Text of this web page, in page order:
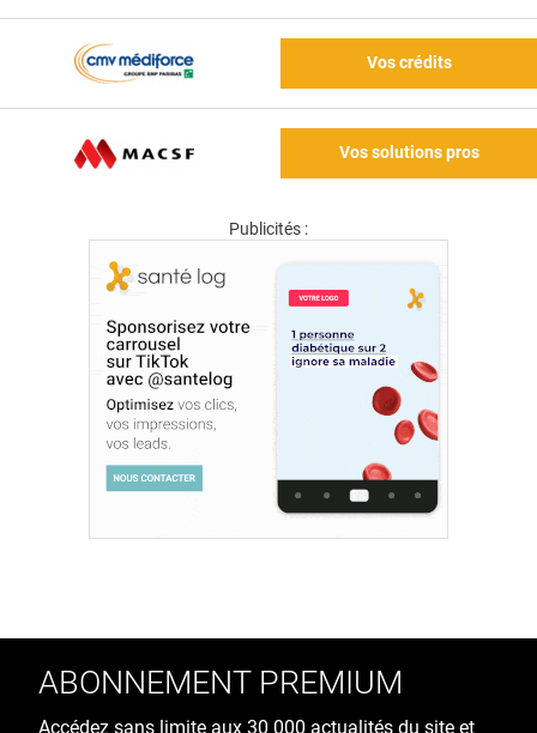
Vos crédits
Vos solutions pros
Publicités :
ABONNEMENT PREMIUM
Accédez sans limite aux 30 000 actualités du site et